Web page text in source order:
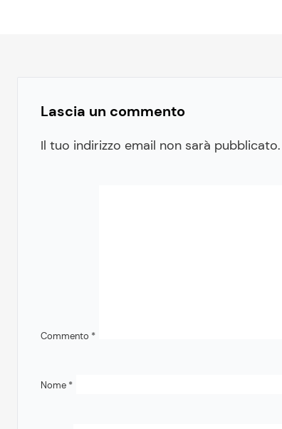
Lascia un commento
Il tuo indirizzo email non sarà pubblicato.
Commento *
Nome *